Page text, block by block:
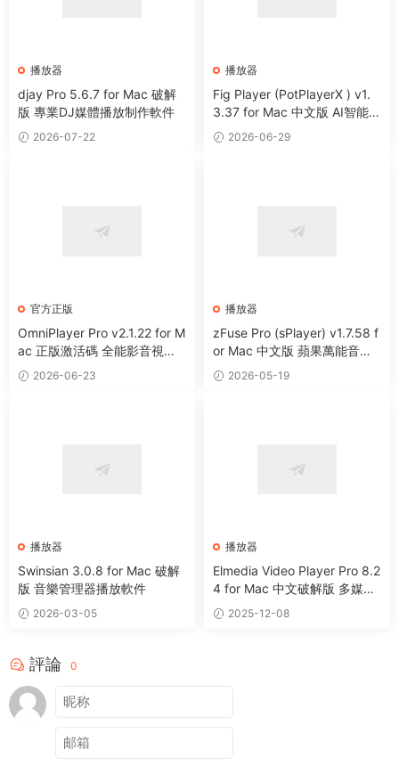
播放器
djay Pro 5.6.7 for Mac 破解
版 專業DJ媒體播放制作軟件
2026-07-22
播放器
Fig Player (PotPlayerX ) v1.
3.37 for Mac 中文版 AI智能多
媒體播放器
2026-06-29
官方正版
OmniPlayer Pro v2.1.22 for M
ac 正版激活碼 全能影音視頻
播放器
2026-06-23
播放器
zFuse Pro (sPlayer) v1.7.58 f
or Mac 中文版 蘋果萬能音視
頻播放器
2026-05-19
播放器
Swinsian 3.0.8 for Mac 破解
版 音樂管理器播放軟件
2026-03-05
播放器
Elmedia Video Player Pro 8.2
4 for Mac 中文破解版 多媒體
播放器
2025-12-08
評論 0